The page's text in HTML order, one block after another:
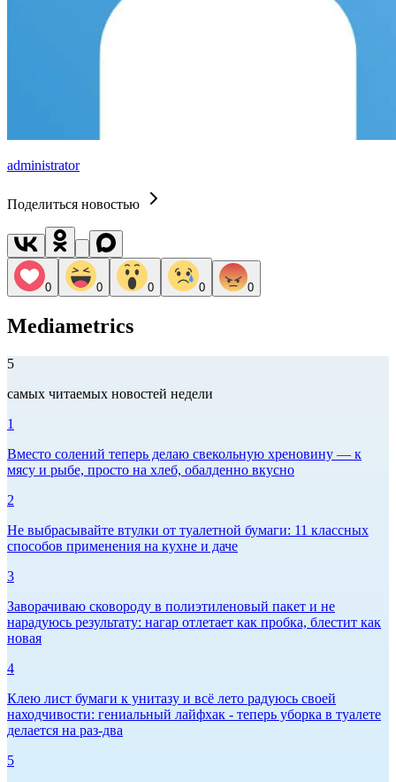
administrator
Поделиться новостью
0 0 0 0 0
Mediametrics
5
самых читаемых новостей недели
1
Вместо солений теперь делаю свекольную хреновину — к
мясу и рыбе, просто на хлеб, обалденно вкусно
2
Не выбрасывайте втулки от туалетной бумаги: 11 классных
способов применения на кухне и даче
3
Заворачиваю сковороду в полиэтиленовый пакет и не
нарадуюсь результату: нагар отлетает как пробка, блестит как
новая
4
Клею лист бумаги к унитазу и всё лето радуюсь своей
находчивости: гениальный лайфхак - теперь уборка в туалете
делается на раз-два
5